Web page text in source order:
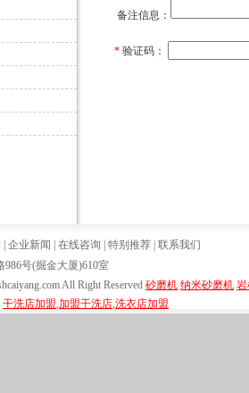
备注信息：
*验证码：
企业新闻 在线咨询 特别推荐 联系我们
号(掘金大厦)610室
All Right Reserved 砂磨机 纳米砂磨机
干洗店加盟,加盟干洗店,洗衣店加盟